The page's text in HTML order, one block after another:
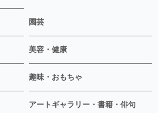
園芸
美容・健康
趣味・おもちゃ
アートギャラリー・書籍・俳句